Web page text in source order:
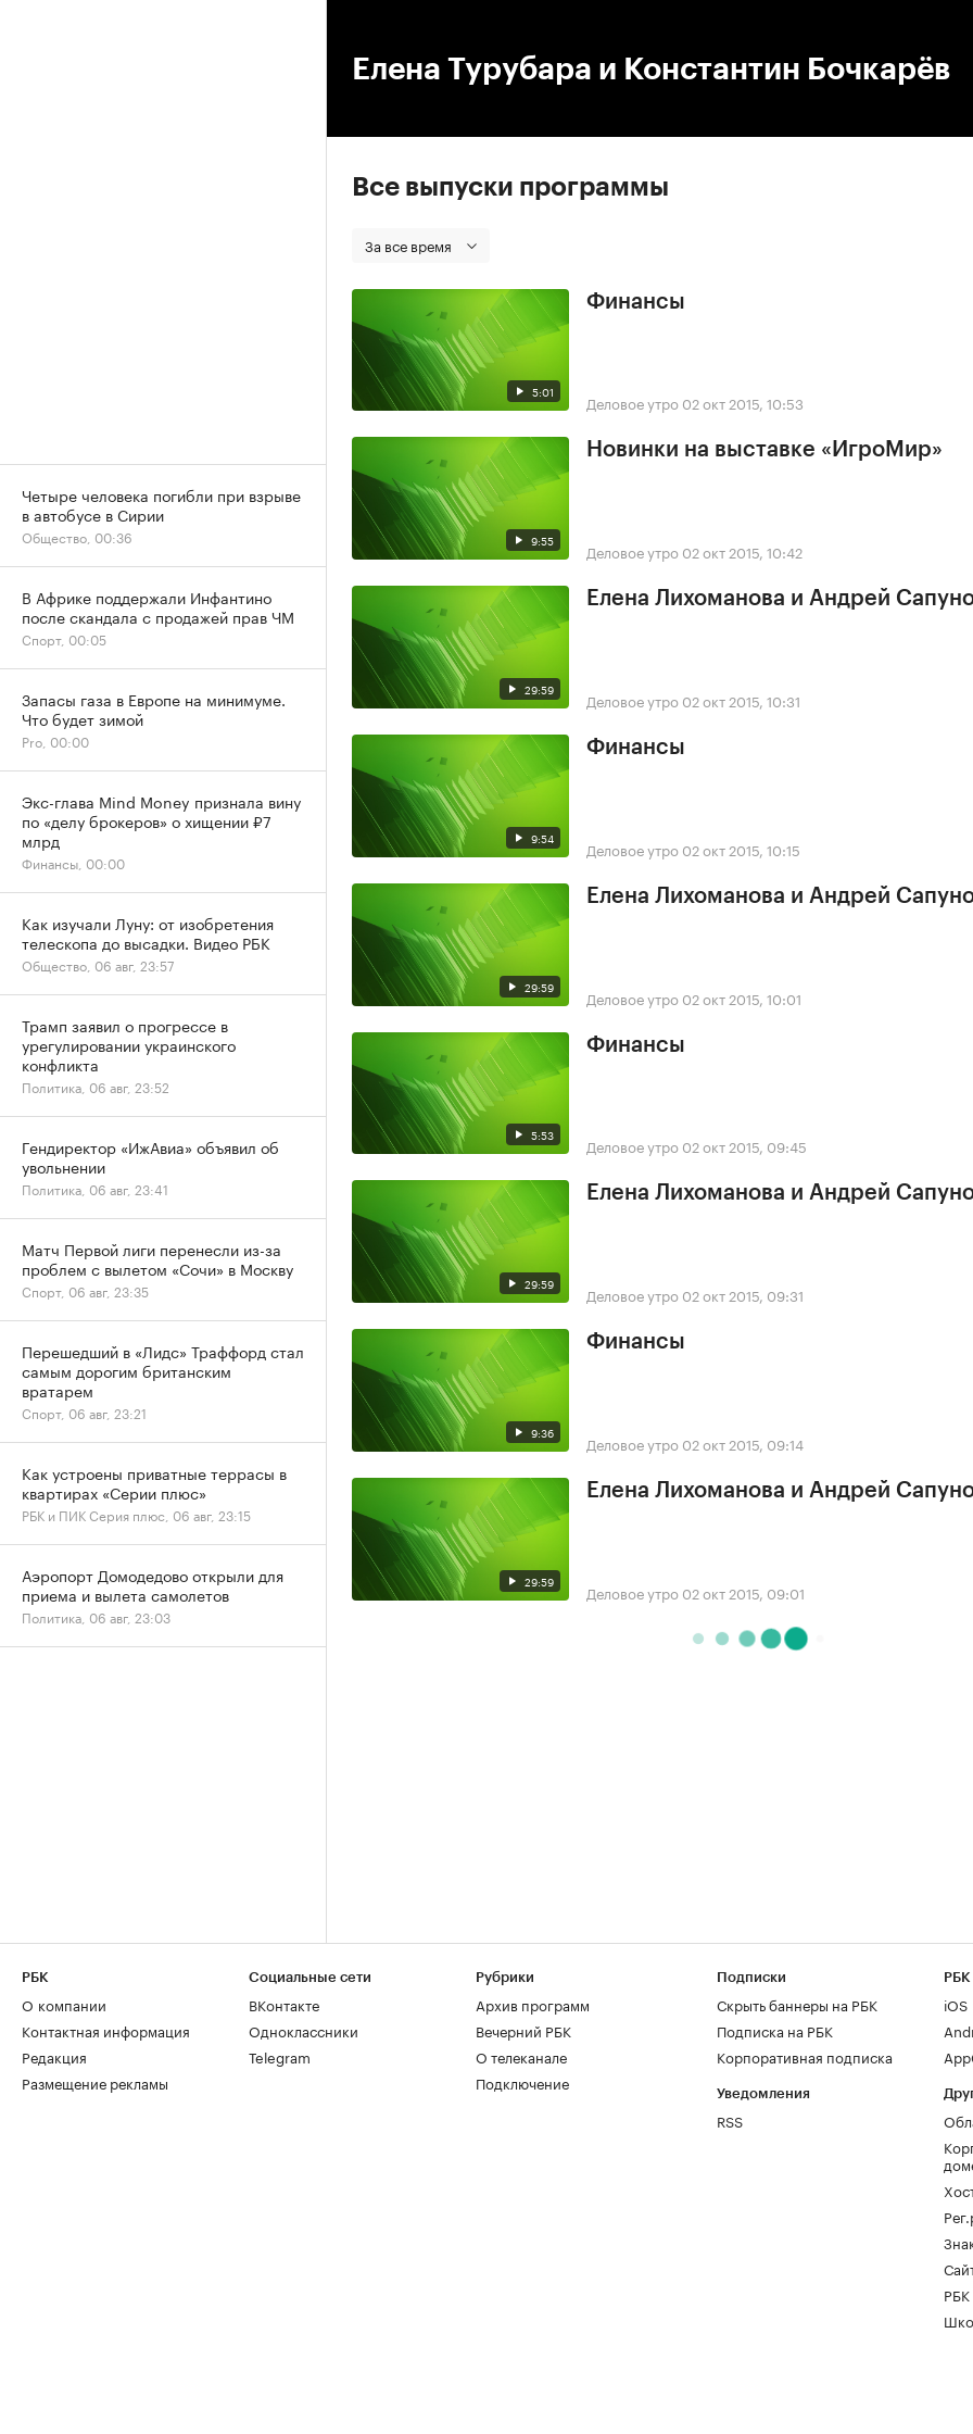
Елена Турубара и Константин Бочкарёв
Все выпуски программы
За все время
5:01
Финансы
Деловое утро 02 окт 2015, 10:53
9:55
Новинки на выставке «ИгроМир»
Деловое утро 02 окт 2015, 10:42
29:59
Елена Лихоманова и Андрей
Деловое утро 02 окт 2015, 10:31
9:54
Финансы
Деловое утро 02 окт 2015, 10:15
29:59
Елена Лихоманова и Андрей
Деловое утро 02 окт 2015, 10:01
5:53
Финансы
Деловое утро 02 окт 2015, 09:45
29:59
Елена Лихоманова и Андрей
Деловое утро 02 окт 2015, 09:31
9:36
Финансы
Деловое утро 02 окт 2015, 09:14
29:59
Елена Лихоманова и Андрей
Деловое утро 02 окт 2015, 09:01
Четыре человека погибли при взрыве
в автобусе в Сирии
Общество, 00:36
В Африке поддержали Инфантино
после скандала с продажей прав ЧМ
Спорт, 00:05
Запасы газа в Европе на минимуме.
Что будет зимой
Pro, 00:00
Экс-глава Mind Money признала вину
по «делу брокеров» о хищении ₽7
млрд
Финансы, 00:00
Как изучали Луну: от изобретения
телескопа до высадки. Видео РБК
Общество, 06 авг, 23:57
Трамп заявил о прогрессе в
урегулировании украинского
конфликта
Политика, 06 авг, 23:52
Гендиректор «ИжАвиа» объявил об
увольнении
Политика, 06 авг, 23:41
Матч Первой лиги перенесли из-за
проблем с вылетом «Сочи» в Москву
Спорт, 06 авг, 23:35
Перешедший в «Лидс» Траффорд стал
самым дорогим британским
вратарем
Спорт, 06 авг, 23:21
Как устроены приватные террасы в
квартирах «Серии плюс»
РБК и ПИК Серия плюс, 06 авг, 23:15
Аэропорт Домодедово открыли для
приема и вылета самолетов
Политика, 06 авг, 23:03
РБК
О компании
Контактная информация
Редакция
Размещение рекламы
Социальные сети
ВКонтакте
Одноклассники
Telegram
Рубрики
Архив программ
Вечерний РБК
О телеканале
Подключение
Подписки
Скрыть баннеры на РБК
Подписка на РБК
Корпоративная подписка
Уведомления
RSS
РБК
iOS